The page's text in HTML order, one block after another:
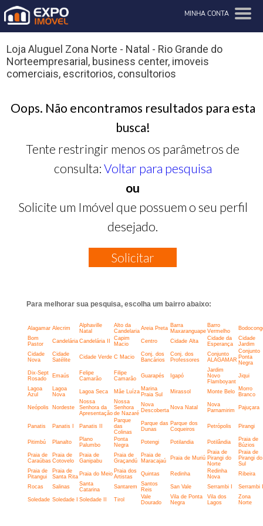
MINHA CONTA
Loja Aluguel Zona Norte - Natal - Rio Grande do
Norteempresarial, business center, imoveis
comerciais, escritorios, consultorios
Oops. Não encontramos resultados para esta
busca!
Tente restringir menos os parâmetros de
consulta: Voltar para pesquisa
ou
Solicite um Imóvel que possuem o seu perfil
desejado.
Solicitar
Para melhorar sua pesquisa, escolha um bairro abaixo:
Alagamar Alecrim
Alphaville
Natal
Alto da
Candelaria Areia Preta Barra
Maxaranguape
Barro
Vermelho
Bom
Pastor
Candelária Candelária II
Capim
Macio
Centro Cidade Alta
Cidade da
Esperança
Cidade
Jardim
Cidade
Nova
Cidade
Satélite
Cidade Verde C Macio
Conj. dos
Bancários
Conj. dos
Professores
Conjunto
ALAGAMAR
Conjunto
Ponta
Negra
Dix-Sept
Rosado
Emaús
Felipe
Camarão
Filipe
Camarão
Guarapés Igapó
Jardim
Novo
Flamboyant
Jiqui
Lagoa
Azul
Lagoa
Nova
Lagoa Seca Mãe Luíza Marina
Praia Sul
Mirassol Monte Belo
Morro
Branco
Neópolis Nordeste
Nossa
Senhora da
Apresentação
Nossa
Senhora
de Nazaré
Nova
Descoberta Nova Natal
Nova
Parnamirim
Pajuçara
Panatis Panatis I Panatis II
Parque
das
Colinas
Parque das
Dunas
Parque dos
Coqueiros
Petrópolis Pirangi
Pitimbú Planalto
Plano
Palumbo
Ponta
Negra
Potengi Potilandia Potilândia
Praia de
Búzios
Praia de
Caraúbas
Praia de
Cotovelo
Praia de
Ganipabu
Praia de
Graçandú
Praia de
Maracajaú
Praia de Muriú
Praia de
Pirangi do
Norte
Praia de
Pirangi do
Sul
Praia de
Pitangui
Praia de
Santa Rita Praia do Meio Praia dos
Artistas
Quintas Redinha
Redinha
Nova
Ribeira
Rocas Salinas
Santa
Catarina
Santarem
Santos
Reis
San Vale Serrambi I Serrambi
Soledade Soledade I Soledade II Tirol
Vale
Dourado
Vila de Ponta
Negra
Vila dos
Lagos
Zona
Norte